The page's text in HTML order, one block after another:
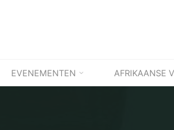
EVENEMENTEN AFRIKAANSE